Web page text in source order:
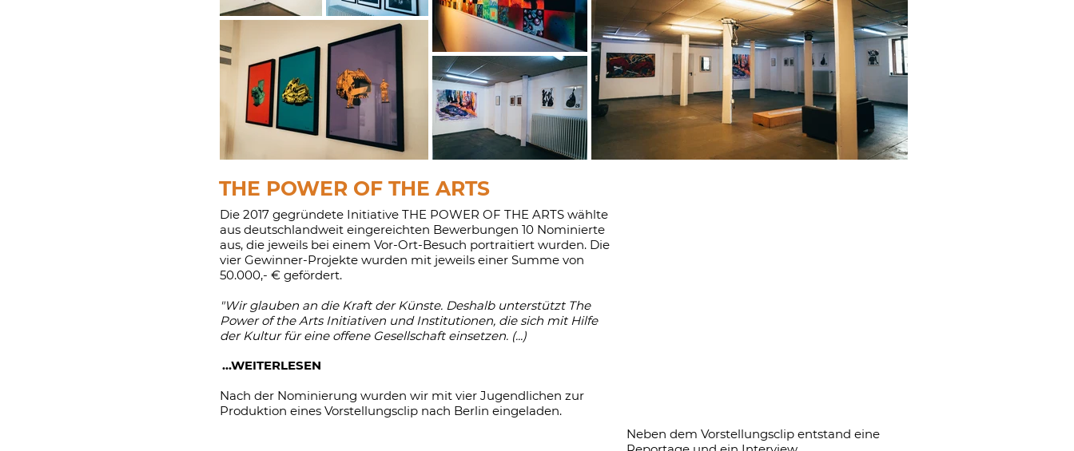
THE POWER OF THE ARTS
Die 2017 gegründete Initiative THE POWER OF THE ARTS wählte
aus deutschlandweit eingereichten Bewerbungen 10 Nominierte
aus, die jeweils bei einem Vor-Ort-Besuch portraitiert wurden. Die
vier Gewinner-Projekte wurden mit jeweils einer Summe von
50.000,- € gefördert.
"Wir glauben an die Kraft der Künste. Deshalb unterstützt The
Power of the Arts Initiativen und Institutionen, die sich mit Hilfe
der Kultur für eine offene Gesellschaft einsetzen. (...)
...WEITERLESEN
Nach der Nominierung wurden wir mit vier Jugendlichen zur
Produktion eines Vorstellungsclip nach Berlin eingeladen.
Neben dem Vorstellungsclip entstand eine